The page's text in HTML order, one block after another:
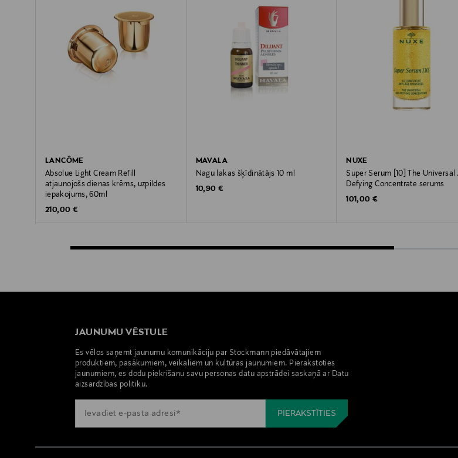
LANCÔME
Absolue Light Cream Refill
atjaunojošs dienas krēms, uzpildes
iepakojums, 60ml
Original Price
210,00 €
MAVALA
Nagu lakas šķīdinātājs 10 ml
Original Price
10,90 €
NUXE
Super Serum [10] The Universal
Defying Concentrate serums
Original Price
101,00 €
JAUNUMU VĒSTULE
Es vēlos saņemt jaunumu komunikāciju par Stockmann piedāvātajiem
produktiem, pasākumiem, veikaliem un kultūras jaunumiem. Pierakstoties
jaunumiem, es dodu piekrišanu savu personas datu apstrādei saskaņā ar Datu
aizsardzības politiku.